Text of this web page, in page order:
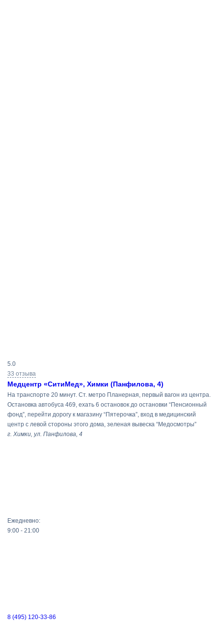
поиска
5.0
33 отзыва
Медцентр «СитиМед», Химки (Панфилова, 4)
На транспорте 20 минут. Ст. метро Планерная, первый вагон из центра.
Остановка автобуса 469, ехать 6 остановок до остановки “Пенсионный
фонд”, перейти дорогу к магазину “Пятерочка”, вход в медицинский
центр с левой стороны этого дома, зеленая вывеска “Медосмотры”
г. Химки, ул. Панфилова, 4
Ежедневно:
9:00 - 21:00
8 (495) 120-33-86